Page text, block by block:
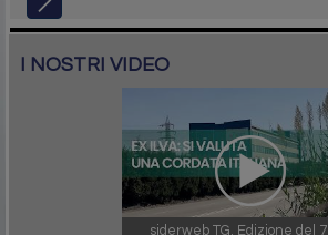
I NOSTRI VIDEO
siderweb TG. Edizione del 7